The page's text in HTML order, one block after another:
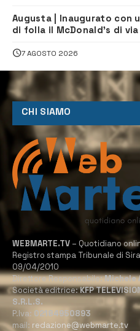
Augusta | Inaugurato con
di folla il McDonald’s di
7 AGOSTO 2026
CHI SIAMO
WEBMARTE.TV – Quotidiano
Registro stampa Tribunale di
09/04/2010
Direttore Responsabile:Michele
Società editrice:KFP
S.R.L.S.
P.Iva: 02184950893
mail: redazione@webmarte.tv